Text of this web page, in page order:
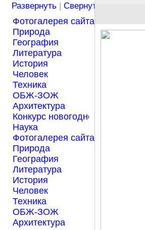
Развернуть |Свернуть
Фотогалерея сайта
Природа
География
Литература
История
Человек
Техника
ОБЖ-ЗОЖ
Архитектура
Конкурс новогодней
Наука
Фотогалерея сайта
Природа
География
Литература
История
Человек
Техника
ОБЖ-ЗОЖ
Архитектура